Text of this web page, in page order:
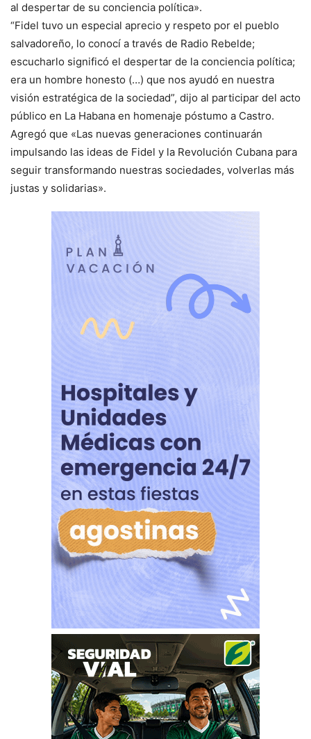
al despertar de su conciencia política».
“Fidel tuvo un especial aprecio y respeto por el pueblo
salvadoreño, lo conocí a través de Radio Rebelde;
escucharlo significó el despertar de la conciencia política;
era un hombre honesto (…) que nos ayudó en nuestra
visión estratégica de la sociedad”, dijo al participar del acto
público en La Habana en homenaje póstumo a Castro.
Agregó que «Las nuevas generaciones continuarán
impulsando las ideas de Fidel y la Revolución Cubana para
seguir transformando nuestras sociedades, volverlas más
justas y solidarias».